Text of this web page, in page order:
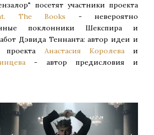
посетят участники проекта
The Books - невероятно
поклонники Шекспира и
Дэвида Теннанта: автор идеи и
проекта Анастасия Королеваи
- автор предисловия и